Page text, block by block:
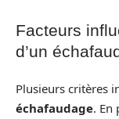
Facteurs
d’un
Plusieurs critères
échafaudage. En